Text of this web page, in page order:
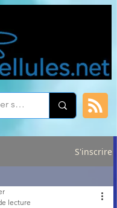
S'inscrire
lecture